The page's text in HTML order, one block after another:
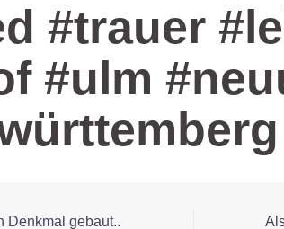
#trauer
#ulm
Denkmal gebaut..